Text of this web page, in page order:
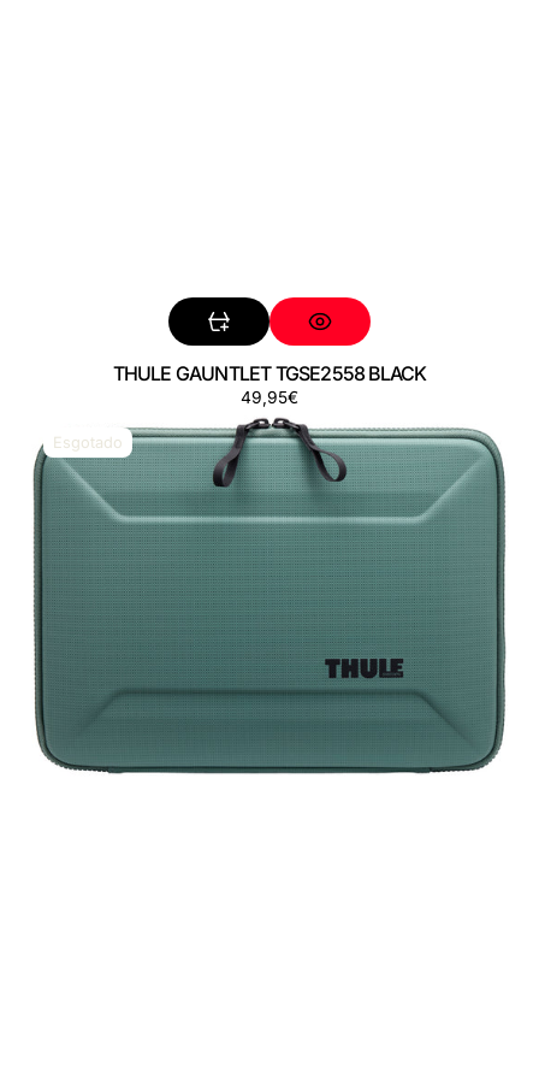
THULE GAUNTLET TGSE2558 BLACK
Preço
49,95€
GAUNTLET
TGSE2558
HAZY
GREEN
Esgotado